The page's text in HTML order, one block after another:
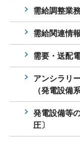
需給調整業
需給関連情
需要・送配
アンシラリ
（発電設備
発電設備等
圧〕